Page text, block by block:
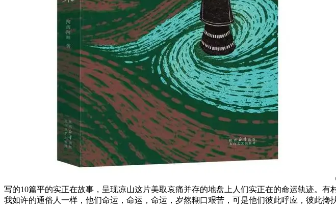
写的10篇平的实正在故事，呈现凉山这片美取哀痛并存的地盘上人们实正在的命运轨迹。
我如许的通俗人一样，他们命运，命运，命运，岁然糊口艰苦，可是他们彼此呼应，彼此搀